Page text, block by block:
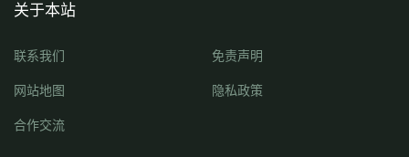
关于本站
联系我们 免责声明
网站地图 隐私政策
合作交流